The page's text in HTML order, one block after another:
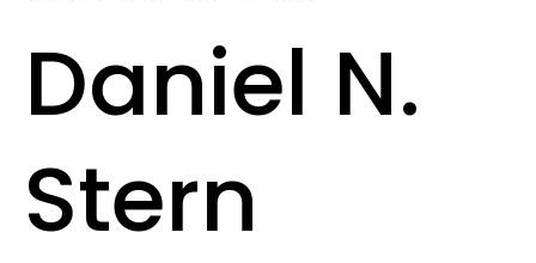
Daniel N.
Stern